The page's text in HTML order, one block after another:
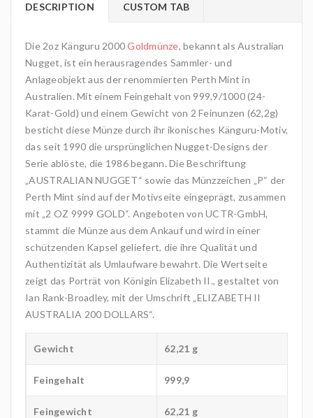
DESCRIPTION CUSTOM TAB
Die 2oz Känguru 2000Goldmünze, bekannt als Australian
Nugget, ist ein herausragendes Sammler- und
Anlageobjekt aus der renommierten Perth Mint in
Australien. Mit einem Feingehalt von 999,9/1000 (24-
Karat-Gold) und einem Gewicht von 2 Feinunzen (62,2g)
besticht diese Münze durch ihr ikonisches Känguru-Motiv,
das seit 1990 die ursprünglichen Nugget-Designs der
Serie ablöste, die 1986 begann. Die Beschriftung
„AUSTRALIAN NUGGET“ sowie das Münzzeichen „P“ der
Perth Mint sind auf der Motivseite eingeprägt, zusammen
mit „2 OZ 9999 GOLD“. Angeboten von UCTR-GmbH,
stammt die Münze aus dem Ankauf und wird in einer
schützenden Kapsel geliefert, die ihre Qualität und
Authentizität als Umlaufware bewahrt. Die Wertseite
zeigt das Porträt von Königin Elizabeth II., gestaltet von
Ian Rank-Broadley, mit der Umschrift „ELIZABETH II
AUSTRALIA 200 DOLLARS“.
Gewicht 62,21 g
Feingehalt 999,9
Feingewicht 62,21 g